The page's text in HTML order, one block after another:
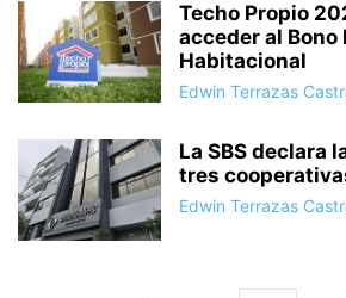
Techo Propio
acceder al Bono
Habitacional
Edwin Terrazas
La SBS declara
tres
Edwin Terrazas